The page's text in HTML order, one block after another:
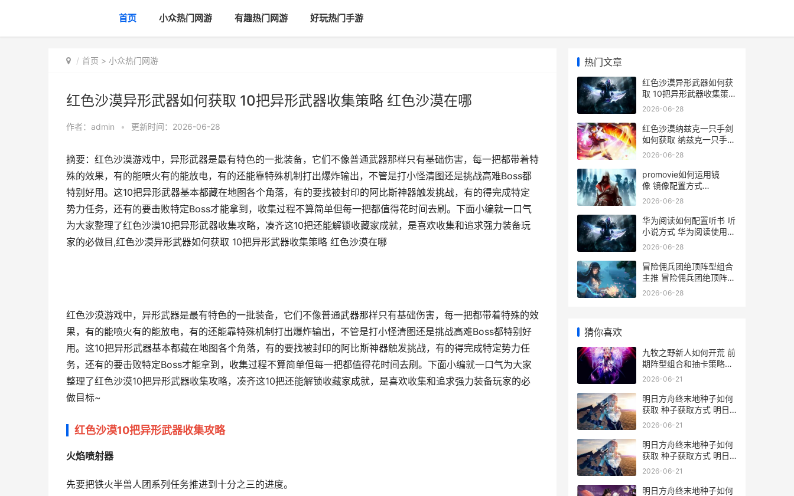
首页 小众热门网游 有趣热门网游 好玩热门手游
首页 > 小众热门网游
红色沙漠异形武器如何获取 10把异形武器收集策略 红色沙漠在哪
作者： admin • 更新时间：2026-06-28
摘要：红色沙漠游戏中，异形武器是最有特色的一批装备，它们不像普通武器那样只有基础伤害，每一把都带着特
殊的效果，有的能喷火有的能放电，有的还能靠特殊机制打出爆炸输出，不管是打小怪清图还是挑战高难Boss都
特别好用。这10把异形武器基本都藏在地图各个角落，有的要找被封印的阿比斯神器触发挑战，有的得完成特定
势力任务，还有的要击败特定Boss才能拿到，收集过程不算简单但每一把都值得花时间去刷。下面小编就一口气
为大家整理了红色沙漠10把异形武器收集攻略，凑齐这10把还能解锁收藏家成就，是喜欢收集和追求强力装备玩
家的必做目,红色沙漠异形武器如何获取 10把异形武器收集策略 红色沙漠在哪
红色沙漠游戏中，异形武器是最有特色的一批装备，它们不像普通武器那样只有基础伤害，每一把都带着特殊的效
果，有的能喷火有的能放电，有的还能靠特殊机制打出爆炸输出，不管是打小怪清图还是挑战高难Boss都特别好
用。这10把异形武器基本都藏在地图各个角落，有的要找被封印的阿比斯神器触发挑战，有的得完成特定势力任
务，还有的要击败特定Boss才能拿到，收集过程不算简单但每一把都值得花时间去刷。下面小编就一口气为大家
整理了红色沙漠10把异形武器收集攻略，凑齐这10把还能解锁收藏家成就，是喜欢收集和追求强力装备玩家的必
做目标~
红色沙漠10把异形武器收集攻略
火焰喷射器
先要把铁火半兽人团系列任务推进到十分之三的进度。
热门文章
红色沙漠异形武器如何获
取 10把异形武器收集策略
红色沙漠在哪
2026-06-28
红色沙漠纳兹克一只手剑
如何获取 纳兹克一只手剑
获取地点和流程 红色沙漠
2026-06-28
promovie如何运用镜
像 镜像配置方式
promovie下载后怎么使用
2026-06-28
华为阅读如何配置听书 听
小说方式 华为阅读使用教
程
2026-06-28
冒险佣兵团绝顶阵型组合
主推 冒险佣兵团绝顶阵型
组合策略 2020冒险团佣
2026-06-28
猜你喜欢
九牧之野新人如何开荒 前
期阵型组合和抽卡策略详
细解答 九牧新品发布会专
2026-06-21
明日方舟终末地种子如何
获取 种子获取方式 明日
方舟终末地wiki
2026-06-21
明日方舟终末地种子如何
获取 种子获取方式 明日
方舟终末地官网入口
2026-06-21
明日方舟终末地种子如何